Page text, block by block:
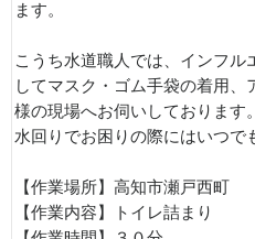
ます。
こうち水道職人では、インフル
してマスク・ゴム手袋の着用
様の現場へお伺いしております。
水回りでお困りの際にはいつで
【作業場所】高知市瀬戸西町
【作業内容】トイレ詰まり